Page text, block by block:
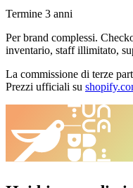
Termine 3 anni
Per brand complessi.
inventario, staff illimitato,
La commissione di terze
Prezzi ufficiali su